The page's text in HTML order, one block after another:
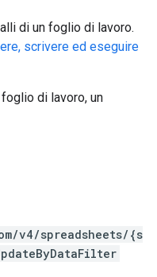
di un foglio di lavoro.
scrivere ed eseguire
di lavoro, un
v4/spreadsheets/{s